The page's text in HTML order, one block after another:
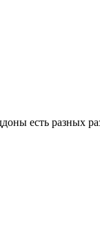
есть разных